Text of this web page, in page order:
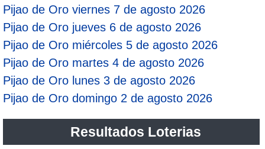
Pijao de Oro viernes 7 de agosto 2026
Pijao de Oro jueves 6 de agosto 2026
Pijao de Oro miércoles 5 de agosto 2026
Pijao de Oro martes 4 de agosto 2026
Pijao de Oro lunes 3 de agosto 2026
Pijao de Oro domingo 2 de agosto 2026
Resultados Loterias